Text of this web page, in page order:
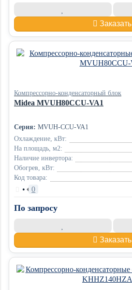
Заказать
Компрессорно-конденсаторный блок
Midea MVUH80CCU-VA1
Серия: MVUH-CCU-VA1
Охлаждение, кВт:
На площадь, м2:
Наличие инвертора:
Обогрев, кВт:
Код товара:
• 0
По запросу
Заказать